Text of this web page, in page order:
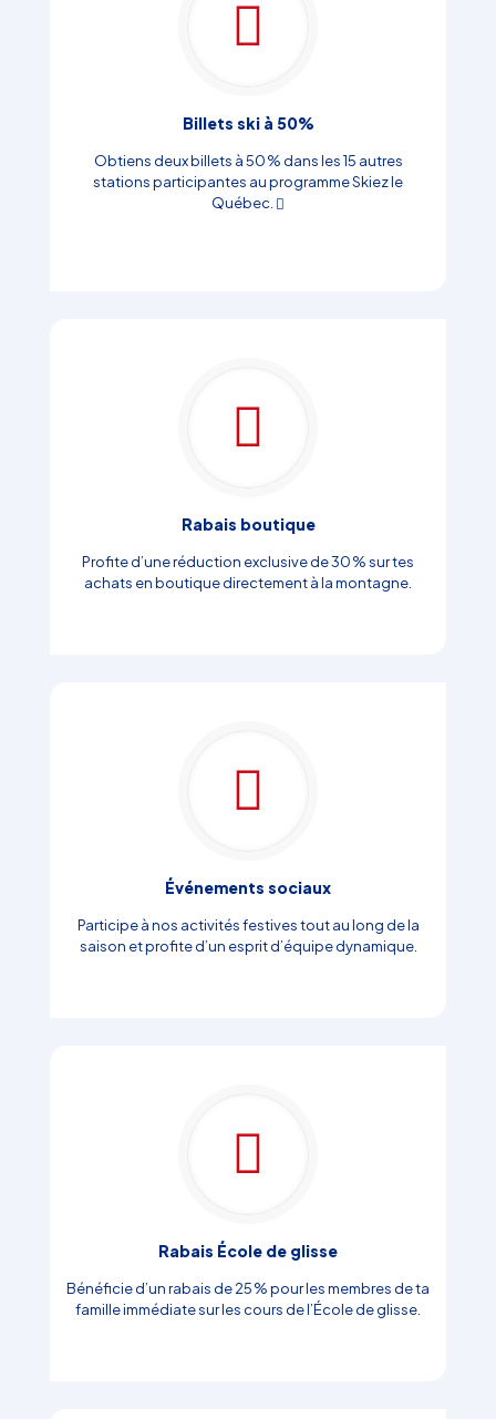
Billets ski à 50%
Obtiens deux billets à 50 % dans les 15 autres
stations participantes au programme Skiez le
Québec.
Rabais boutique
Profite d’une réduction exclusive de 30 % sur tes
achats en boutique directement à la montagne.
Événements sociaux
Participe à nos activités festives tout au long de la
saison et profite d’un esprit d’équipe dynamique.
Rabais École de glisse
Bénéficie d’un rabais de 25 % pour les membres de ta
famille immédiate sur les cours de l’École de glisse.